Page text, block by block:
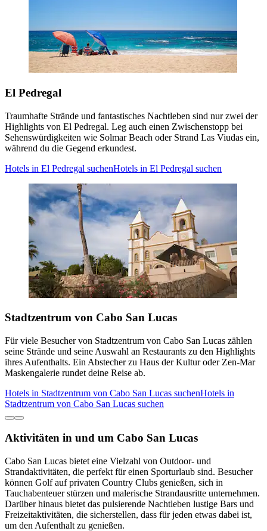
El Pedregal
Traumhafte Strände und fantastisches Nachtleben sind nur zwei der
Highlights von El Pedregal. Leg auch einen Zwischenstopp bei
Sehenswürdigkeiten wie Solmar Beach oder Strand Las Viudas ein,
während du die Gegend erkundest.
Hotels in El Pedregal suchenHotels in El Pedregal suchen
Stadtzentrum von Cabo San Lucas
Für viele Besucher von Stadtzentrum von Cabo San Lucas zählen
seine Strände und seine Auswahl an Restaurants zu den Highlights
ihres Aufenthalts. Ein Abstecher zu Haus der Kultur oder Zen-Mar
Maskengalerie rundet deine Reise ab.
Hotels in Stadtzentrum von Cabo San Lucas suchenHotels in
Stadtzentrum von Cabo San Lucas suchen
Aktivitäten in und um Cabo San Lucas
Cabo San Lucas bietet eine Vielzahl von Outdoor- und
Strandaktivitäten, die perfekt für einen Sporturlaub sind. Besucher
können Golf auf privaten Country Clubs genießen, sich in
Tauchabenteuer stürzen und malerische Strandausritte unternehmen.
Darüber hinaus bietet das pulsierende Nachtleben lustige Bars und
Freizeitaktivitäten, die sicherstellen, dass für jeden etwas dabei ist,
um den Aufenthalt zu genießen.